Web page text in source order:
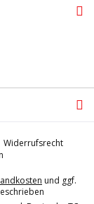
Widerrufsrecht
und ggf.